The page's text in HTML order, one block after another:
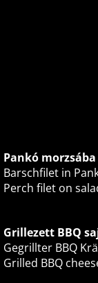
Pankó
Barschfilet in
Perch filet on
Grillezett BBQ
Gegrillter BBQ
Grilled BBQ